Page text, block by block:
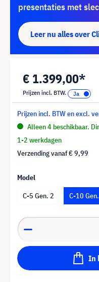
presentaties met
Leer nu alles over
€ 1.399,00*
Prijzen incl. BTW.
Prijzen incl. BTW en excl.
Alleen 4 beschikbaar.
1-2 werkdagen
Verzending vanaf€ 9,99
Model
C-5 Gen. 2
C-10
In